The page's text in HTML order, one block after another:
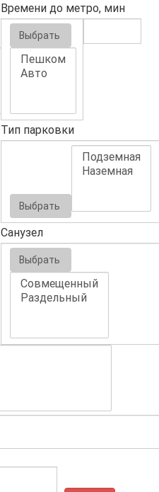
Времени до метро, мин
Выбрать
Тип парковки
Выбрать
Санузел
Выбрать